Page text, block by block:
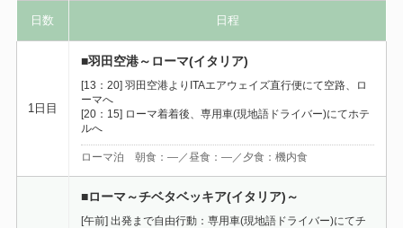
日数 日程
1日目
■羽田空港～ローマ(イタリア)
[13：20] 羽田空港よりITAエアウェイズ直行便にて空路、ロ
ーマへ
[20：15] ローマ着着後、専用車(現地語ドライバー)にてホテ
ルへ
ローマ泊 朝食：―／昼食：―／夕食：機内食
■ローマ～チベタベッキア(イタリア)～
[午前] 出発まで自由行動：専用車(現地語ドライバー)にてチ